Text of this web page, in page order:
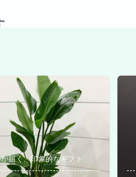
届く、印象的なギフト